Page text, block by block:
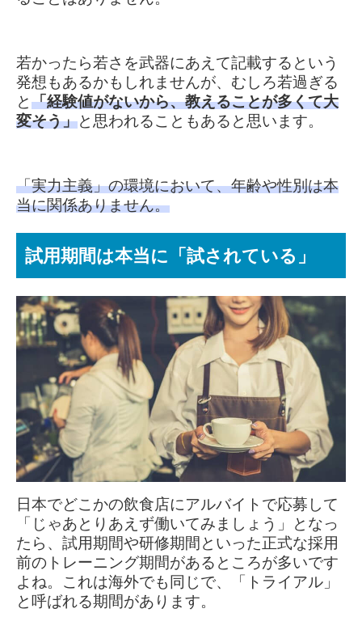
若かったら若さを武器にあえて記載するという
発想もあるかもしれませんが、むしろ若過ぎる
と 「経験値がないから、教えることが多くて大
変そう」と思われることもあると思います。
「実力主義」の環境において、年齢や性別は本
当に関係ありません。
試用期間は本当に「試されている」
日本でどこかの飲食店にアルバイトで応募して
「じゃあとりあえず働いてみましょう」となっ
たら、 試用期間や研修期間といった正式な採用
前のトレーニング期間があるところが多いです
よね。これは海外でも同じで、「トライアル」
と呼ばれる期間があります。